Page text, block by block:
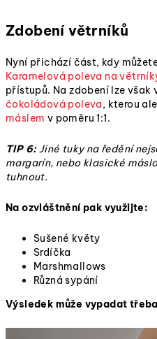
Zdobení větrníků
Nyní přichází část, kdy
Karamelová poleva na
přístupů. Na zdobení lze však
čokoládová poleva, kterou
máslem v poměru 1:1.
TIP 6:Jiné tuky na ředění
margarín, nebo klasické
tuhnout.
Na ozvláštnění pak využijte:
Sušené květy
Srdíčka
Marshmallows
Různá sypání
Výsledek může vypadat